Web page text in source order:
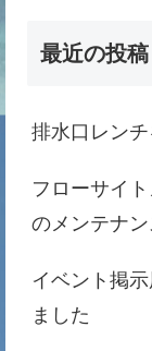
最近の投稿
排水口レン
フローサイ
のメンテナ
イベント掲
ました